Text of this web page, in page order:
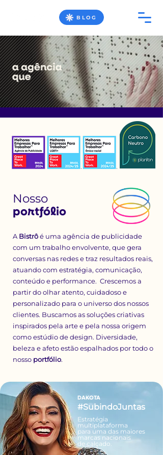
BLOG
Nosso
portfólio
A Bistrôé uma agência de publicidade
com um trabalho envolvente, que gera
conversas nas redes e traz resultados reais,
atuando com estratégia, comunicação,
conteúdo e performance. Crescemos a
partir do olhar atento, cuidadoso e
personalizado para o universo dos nossos
clientes. Buscamos as soluções criativas
inspirados pela arte e pela nossa origem
como estúdio de design. Diversidade,
beleza e afeto estão espalhados por todo o
nosso portfólio.
DAKOTA
#SubindoJuntas
Estratégia
multiplataforma
para uma das maiores
marcas nacionais
de calçado.